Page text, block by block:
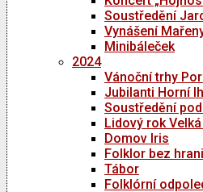
Soustředění
Vynášení
Minibáleček
2024
Vánoční trhy
Jubilanti Horní
Soustředění
Lidový rok
Domov Iris
Folklor bez
Tábor
Folklórní